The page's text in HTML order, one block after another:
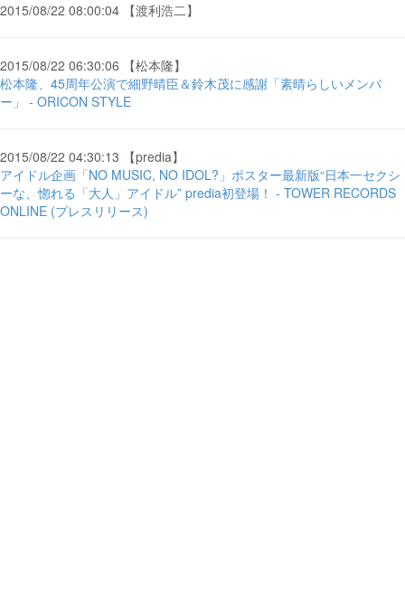
2015/08/22 08:00:04 【渡利浩二】
2015/08/22 06:30:06 【松本隆】
松本隆、45周年公演で細野晴臣＆鈴木茂に感謝「素晴らしいメンバ
ー」 - ORICON STYLE
2015/08/22 04:30:13 【predia】
アイドル企画「NO MUSIC, NO IDOL?」ポスター最新版“日本一セクシ
ーな、惚れる「大人」アイドル” predia初登場！ - TOWER RECORDS
ONLINE (プレスリリース)